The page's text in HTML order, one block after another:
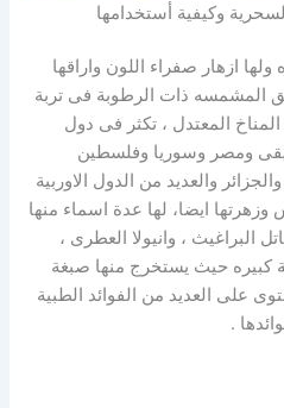
وكيفية أستخدامها
ازهار صفراء اللون واراقها
المشمسه ذات الرطوبة فى تربة
المعتدل ، تكثر فى دول
ومصر وسوريا وفلسطين
والعديد من الدول الاوربية
ايضا، لها عدة اسماء منها
البراغيث ، وانيولا العطرى ،
كبيره حيث يستخرج منها صبغة
على العديد من الفوائد الطبية
.